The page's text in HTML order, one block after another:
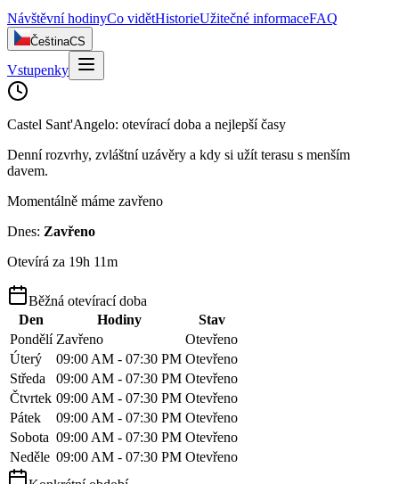
Návštěvní hodinyCo vidětHistorieUžitečné informaceFAQ
ČeštinaCS
Vstupenky
Castel Sant'Angelo: otevírací doba a nejlepší časy
Denní rozvrhy, zvláštní uzávěry a kdy si užít terasu s menším
davem.
Momentálně máme zavřeno
Dnes: Zavřeno
Otevírá za 19h 11m
Běžná otevírací doba
Den
Hodiny
Stav
Pondělí Zavřeno
Otevřeno
Úterý
09:00 AM - 07:30 PM Otevřeno
Středa
09:00 AM - 07:30 PM Otevřeno
Čtvrtek 09:00 AM - 07:30 PM Otevřeno
Pátek
09:00 AM - 07:30 PM Otevřeno
Sobota 09:00 AM - 07:30 PM Otevřeno
Neděle 09:00 AM - 07:30 PM Otevřeno